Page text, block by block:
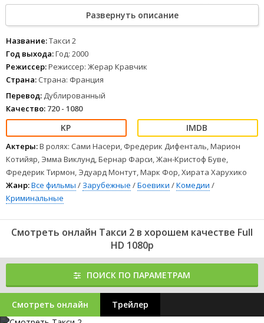
Неожиданно во время показательных выступлений французской
полиции министра обороны похищают якудза, желающая
сорвать заключение наиважнейшего контракта. Даниэль и
Эмильенотправляются на поиски высокого гостя. В дело вступает
1 23 45 678
Развернуть описание
Название:Такси 2
Год выхода:Год: 2000
Режиссер:Режиссер: Жерар Кравчик
Страна: Страна: Франция
Перевод: Дублированный
Качество: 720 - 1080
Актеры:В ролях: Сами Насери, Фредерик Дифенталь, Марион
Котийяр, Эмма Виклунд, Бернар Фарси, Жан-Кристоф Буве,
Фредерик Тирмон, Эдуард Монтут, Марк Фор, Хирата Харухико
Жанр:Все фильмы / Зарубежные /Боевики /Комедии /
Криминальные
Смотреть онлайн Такси 2 в хорошем качестве Full
HD 1080p
ПОИСК ПО ПАРАМЕТРАМ
Смотреть онлайн Трейлер